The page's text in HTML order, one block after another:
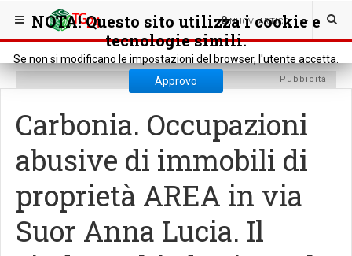
NOTA! Questo sito utilizza i cookie e
tecnologie simili.
Se non si modificano le impostazioni del browser, l'utente accetta.
Approvo
0 NUOVI ARTICOLI
SEI QUI: CRONACA CRONACA LOCALE
Pubbicità
Carbonia. Occupazioni
abusive di immobili di
proprietà AREA in via
Suor Anna Lucia. Il